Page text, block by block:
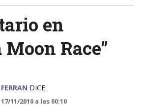
en
Race”
FERRAN DICE:
17/11/2010 a las 00:10